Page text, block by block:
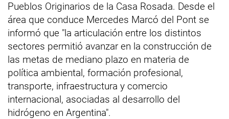
Pueblos Originarios de la Casa Rosada. Desde el
área que conduce Mercedes Marcó del Pont se
informó que "la articulación entre los distintos
sectores permitió avanzar en la construcción de
las metas de mediano plazo en materia de
política ambiental, formación profesional,
transporte, infraestructura y comercio
internacional, asociadas al desarrollo del
hidrógeno en Argentina".